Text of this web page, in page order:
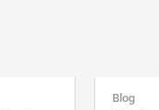
Blog